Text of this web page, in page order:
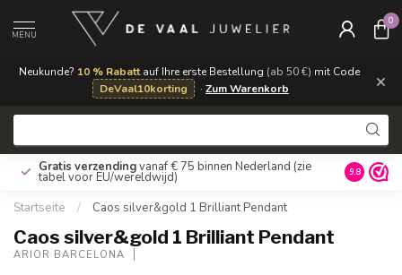
Neukunde? 10 % Rabattauf Ihre erste Bestellung (ab 50 €) mit Code
DeVaal10korting
· Zum Warenkorb ×
MENU
0
Gratis verzendingvanaf € 75 binnen Nederland (zie
tabel voor EU/wereldwijd) 9.8
Startseite / Caos silver&gold 1 Brilliant Pendant
Caos silver&gold 1 Brilliant Pendant
ARIOR BARCELONA